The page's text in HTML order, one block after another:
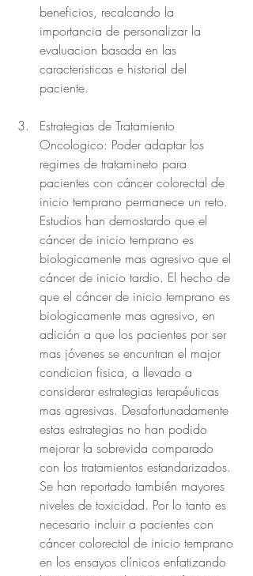
beneficios, recalcando la
importancia de personalizar la
evaluacion basada en las
caracteristicas e historial del
paciente.
Estrategias de Tratamiento
Oncologico: Poder adaptar los
regimes de tratamineto para
pacientes con cáncer colorectal de
inicio temprano permanece un reto.
Estudios han demostardo que el
cáncer de inicio temprano es
biologicamente mas agresivo que el
cáncer de inicio tardio. El hecho de
que el cáncer de inicio temprano es
biologicamente mas agresivo, en
adición a que los pacientes por ser
mas jóvenes se encuntran el major
condicion fisica, a llevado a
considerar estrategias terapéuticas
mas agresivas. Desafortunadamente
estas estrategias no han podido
mejorar la sobrevida comparado
con los tratamientos estandarizados.
Se han reportado también mayores
niveles de toxicidad. Por lo tanto es
necesario incluir a pacientes con
cáncer colorectal de inicio temprano
en los ensayos clínicos enfatizando